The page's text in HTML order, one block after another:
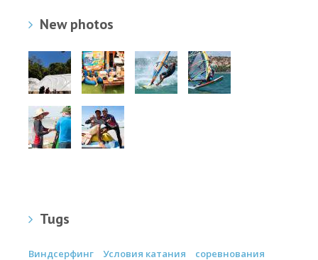
New photos
Tugs
Виндсерфинг Условия катания
соревнования